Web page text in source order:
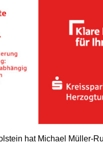
hat Michael Müller-